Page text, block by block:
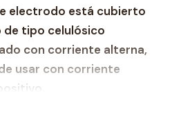
electrodo está cubierto
tipo celulósico
con corriente alterna,
usar con corriente